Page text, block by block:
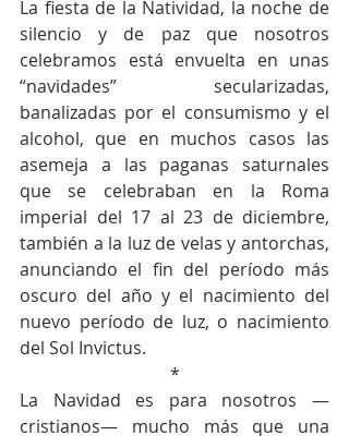
La fiesta de la Natividad, la noche de
silencio y de paz que nosotros
celebramos está envuelta en unas
“navidades” secularizadas,
banalizadas por el consumismo y el
alcohol, que en muchos casos las
asemeja a las paganas saturnales
que se celebraban en la Roma
imperial del 17 al 23 de diciembre,
también a la luz de velas y antorchas,
anunciando el fin del período más
oscuro del año y el nacimiento del
nuevo período de luz, o nacimiento
del Sol Invictus.
*
La Navidad es para nosotros —
cristianos— mucho más que una